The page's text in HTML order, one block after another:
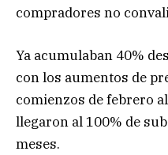
compradores no
Ya acumulaban 40%
con los aumentos de
comienzos de febrero
llegaron al 100% de
meses.